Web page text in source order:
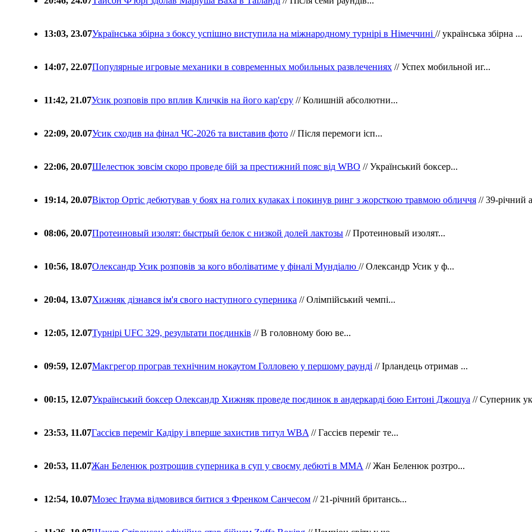
13:03, 23.07Українська збірна з боксу успішно виступила на міжнародному турнірі в Німеччині // українська збірна ...
14:07, 22.07Популярные игровые механики в современных мобильных развлечениях // Успех мобильной иг...
11:42, 21.07Усик розповів про вплив Кличків на його кар'єру // Колишній абсолютни...
22:09, 20.07Усик сходив на фінал ЧС-2026 та виставив фото // Після перемоги ісп...
22:06, 20.07Шелестюк зовсім скоро проведе бій за престижний пояс від WBO // Український боксер...
19:14, 20.07Віктор Ортіс дебютував у боях на голих кулаках і покинув ринг з жорсткою травмою обличчя // 39-річний
08:06, 20.07Протеиновый изолят: быстрый белок с низкой долей лактозы // Протеиновый изолят...
10:56, 18.07Олександр Усик розповів за кого вболіватиме у фіналі Мундіалю // Олександр Усик у ф...
20:04, 13.07Хижняк дізнався ім'я свого наступного суперника // Олімпійський чемпі...
12:05, 12.07Турнірі UFC 329, результати поєдинків // В головному бою ве...
09:59, 12.07Макгрегор програв технічним нокаутом Голловею у першому раунді // Ірландець отримав ...
00:15, 12.07Український боксер Олександр Хижняк проведе поєдинок в андеркарді бою Ентоні Джошуа // Суперник
23:53, 11.07Гассієв переміг Кадіру і вперше захистив титул WBA // Гассієв переміг те...
20:53, 11.07Жан Беленюк розтрощив суперника в суп у своєму дебюті в ММА // Жан Беленюк розтро...
12:54, 10.07Мозес Ітаума відмовився битися з Френком Санчесом // 21-річний британсь...